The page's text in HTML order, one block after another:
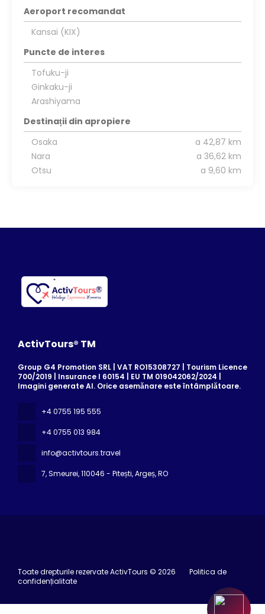
Aeroport recomandat
Kansai (KIX)
Puncte de interes
Tofuku-ji
Ginkaku-ji
Arashiyama
Destinații din apropiere
Osaka
a 42,87 km
Nara
a 36,62 km
Otsu
a 9,60 km
ActivTours® TM
Group G4 Promotion SRL | VAT RO15308727 | Tourism Licence
700/2019 | Insurance I 60154 | EU TM 019042062/2024 |
Imagini generate AI. Orice asemănare este întâmplătoare.
+4 0755 195 555
+4 0755 013 984
info@activtours.travel
7, Smeurei, 110046 - Pitești, Argeș, RO
Toate drepturile rezervate ActivTours © 2026
Politica de
confidențialitate